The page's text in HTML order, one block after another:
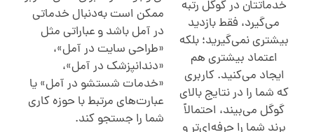
خدماتتان در گوگل رتبه
می‌گیرد، فقط بازدید
بیشتری نمی‌گیرید؛ بلکه
اعتماد بیشتری هم
ایجاد می‌کنید. کاربری
که شما را در نتایج بالای
گوگل می‌بیند، احتمالاً
برند شما را حرفه‌ای‌تر و
ممکن است به‌دنبال خدماتی
در آمل باشد و عباراتی مثل
«طراحی سایت در آمل»،
«دندانپزشک در آمل»،
«خدمات شستشو در آمل» یا
عبارت‌های مرتبط با حوزه کاری
شما را جستجو کند.